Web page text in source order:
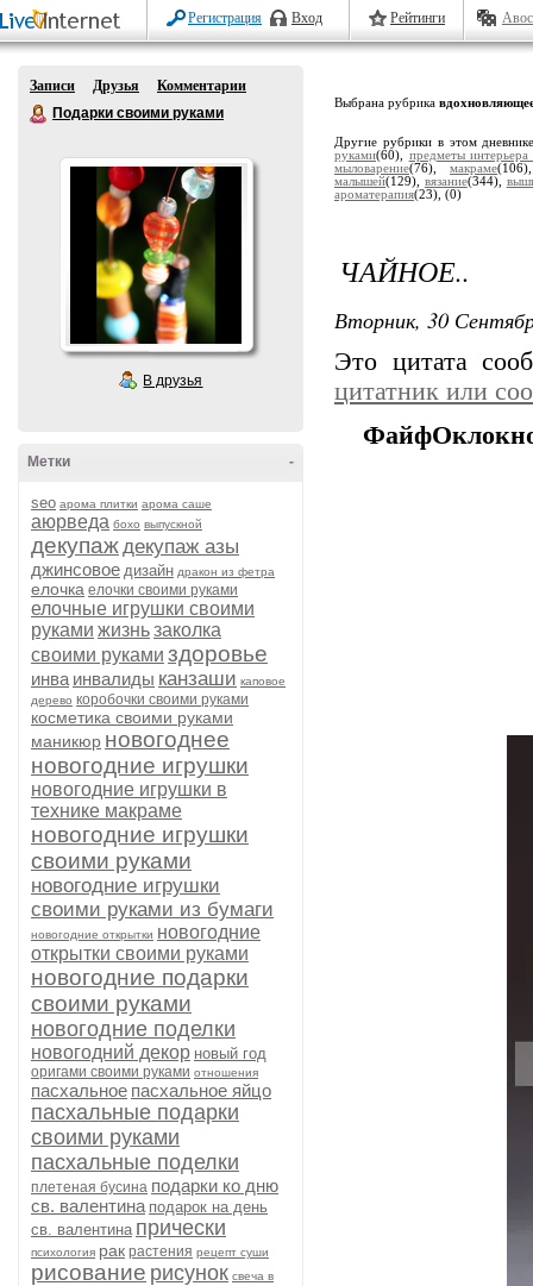
Регистрация Вход Рейтинги
Записи Друзья
Комментарии
Подарки своими руками
В друзья
-
Метки
seo арома плитки арома саше
аюрведа бохо выпускной
декупаждекупаж азы
джинсовое дизайн дракон из фетра
елочка елочки своими руками
елочные игрушки своими
руками жизньзаколка
своими руками здоровье
инва инвалиды канзаши каповое
дерево коробочки своими руками
косметика своими руками
маникюр новогоднее
новогодние игрушки
новогодние игрушки в
технике макраме
новогодние игрушки
своими руками
новогодние игрушки
своими руками из бумаги
новогодние открытки новогодние
открытки своими руками
новогодние подарки
своими руками
новогодние поделки
новогодний декор новый год
оригами своими руками отношения
пасхальное пасхальное яйцо
пасхальные подарки
своими руками
пасхальные поделки
плетеная бусина подарки ко дню
св. валентина подарок на день
св. валентина прически
психология рак растения рецепт суши
рисование рисунок свеча в
Выбрана рубрика
Другие рубрики в этом
руками(60), предметы
мыловарение(76),макраме
малышей(129), вязание(344),
ароматерапия(23), (0)
ЧАЙНОЕ..
Вторник, 30
Это цитата
цитатник или